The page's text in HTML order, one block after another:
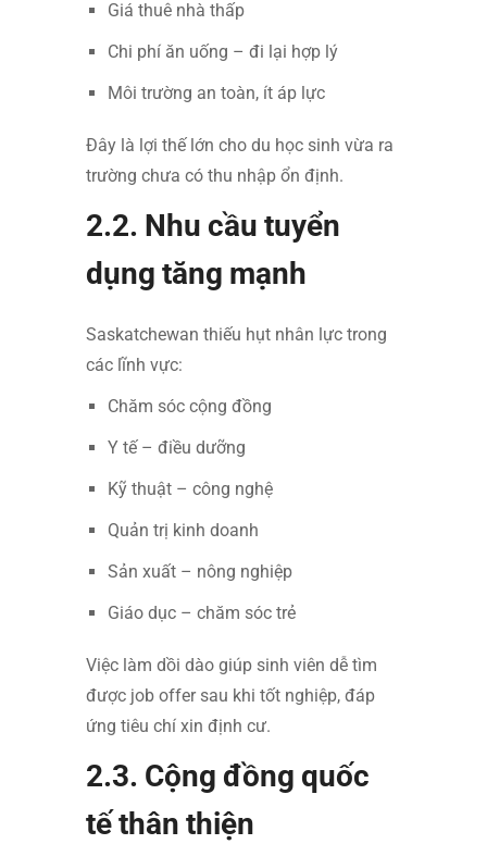
Giá thuê nhà thấp
Chi phí ăn uống – đi lại hợp lý
Môi trường an toàn, ít áp lực
Đây là lợi thế lớn cho du học sinh vừa ra
trường chưa có thu nhập ổn định.
2.2. Nhu cầu tuyển
dụng tăng mạnh
Saskatchewan thiếu hụt nhân lực trong
các lĩnh vực:
Chăm sóc cộng đồng
Y tế – điều dưỡng
Kỹ thuật – công nghệ
Quản trị kinh doanh
Sản xuất – nông nghiệp
Giáo dục – chăm sóc trẻ
Việc làm dồi dào giúp sinh viên dễ tìm
được job offer sau khi tốt nghiệp, đáp
ứng tiêu chí xin định cư.
2.3. Cộng đồng quốc
tế thân thiện